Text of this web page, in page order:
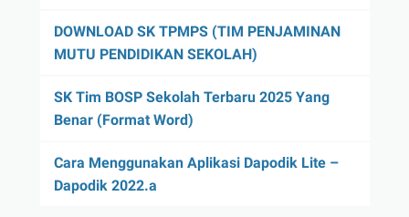
DOWNLOAD SK TPMPS (TIM PENJAMINAN
MUTU PENDIDIKAN SEKOLAH)
SK Tim BOSP Sekolah Terbaru 2025 Yang
Benar (Format Word)
Cara Menggunakan Aplikasi Dapodik Lite –
Dapodik 2022.a